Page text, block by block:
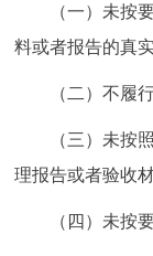
（一）未按要
料或者报告的真
（二）不履行
（三）未按照
理报告或者验收
（四）未按要